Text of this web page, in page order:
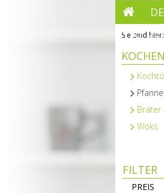
Startseite
Sie sind hier:
KOCHEN
Bräter
Woks
FILTER
PREIS